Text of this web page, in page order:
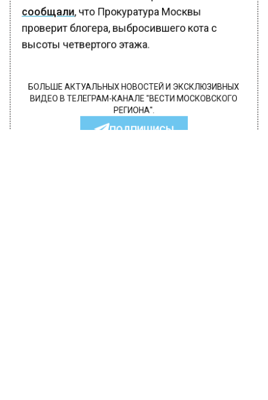
сообщали, что Прокуратура Москвы
проверит блогера, выбросившего кота с
высоты четвертого этажа.
БОЛЬШЕ АКТУАЛЬНЫХ НОВОСТЕЙ И ЭКСКЛЮЗИВНЫХ
ВИДЕО В ТЕЛЕГРАМ-КАНАЛЕ "ВЕСТИ МОСКОВСКОГО
РЕГИОНА".